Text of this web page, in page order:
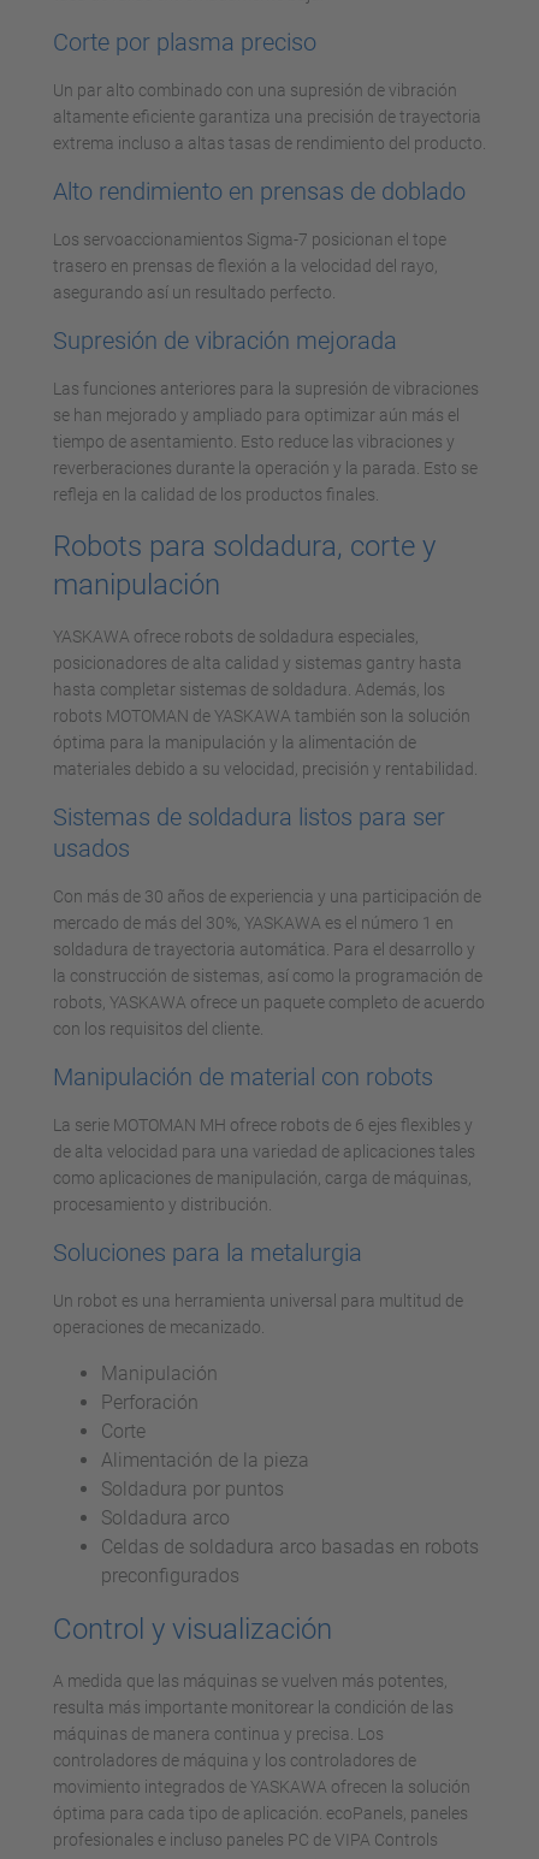
Corte por plasma preciso
Un par alto combinado con una supresión de vibración
altamente eficiente garantiza una precisión de trayectoria
extrema incluso a altas tasas de rendimiento del producto.
Alto rendimiento en prensas de doblado
Los servoaccionamientos Sigma-7 posicionan el tope
trasero en prensas de flexión a la velocidad del rayo,
asegurando así un resultado perfecto.
Supresión de vibración mejorada
Las funciones anteriores para la supresión de vibraciones
se han mejorado y ampliado para optimizar aún más el
tiempo de asentamiento. Esto reduce las vibraciones y
reverberaciones durante la operación y la parada. Esto se
refleja en la calidad de los productos finales.
Robots para soldadura, corte y
manipulación
YASKAWA ofrece robots de soldadura especiales,
posicionadores de alta calidad y sistemas gantry hasta
hasta completar sistemas de soldadura. Además, los
robots MOTOMAN de YASKAWA también son la solución
óptima para la manipulación y la alimentación de
materiales debido a su velocidad, precisión y rentabilidad.
Sistemas de soldadura listos para ser
usados
Con más de 30 años de experiencia y una participación de
mercado de más del 30%, YASKAWA es el número 1 en
soldadura de trayectoria automática. Para el desarrollo y
la construcción de sistemas, así como la programación de
robots, YASKAWA ofrece un paquete completo de acuerdo
con los requisitos del cliente.
Manipulación de material con robots
La serie MOTOMAN MH ofrece robots de 6 ejes flexibles y
de alta velocidad para una variedad de aplicaciones tales
como aplicaciones de manipulación, carga de máquinas,
procesamiento y distribución.
Soluciones para la metalurgia
Un robot es una herramienta universal para multitud de
operaciones de mecanizado.
Manipulación
Perforación
Corte
Alimentación de la pieza
Soldadura por puntos
Soldadura arco
Celdas de soldadura arco basadas en robots
preconfigurados
Control y visualización
A medida que las máquinas se vuelven más potentes,
resulta más importante monitorear la condición de las
máquinas de manera continua y precisa. Los
controladores de máquina y los controladores de
movimiento integrados de YASKAWA ofrecen la solución
óptima para cada tipo de aplicación. ecoPanels, paneles
profesionales e incluso paneles PC de VIPA Controls